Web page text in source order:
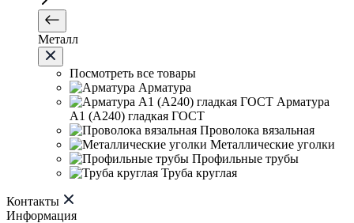
Металл
Посмотреть все товары
Арматура
Арматура
А1 (А240) гладкая ГОСТ
Проволока вязальная
Металлические уголки
Профильные трубы
Труба круглая
Контакты
Информация